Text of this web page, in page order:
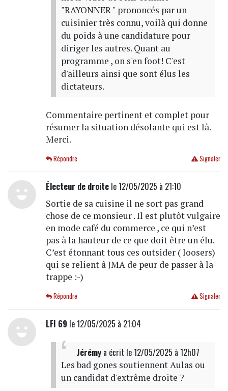
"RAYONNER " prononcés par un
cuisinier très connu, voilà qui donne
du poids à une candidature pour
diriger les autres. Quant au
programme , on s'en foot! C'est
d'ailleurs ainsi que sont élus les
dictateurs.
Commentaire pertinent et complet pour
résumer la situation désolante qui est là.
Merci.
Signaler
Répondre
Électeur de droitele 12/05/2025 à 21:10
Sortie de sa cuisine il ne sort pas grand
chose de ce monsieur . Il est plutôt vulgaire
en mode café du commerce , ce qui n’est
pas à la hauteur de ce que doit être un élu.
C’est étonnant tous ces outsider ( loosers)
qui se relient â JMA de peur de passer à la
trappe :-)
Signaler
Répondre
LFI 69 le 12/05/2025 à 21:04
Jérémya écrit le 12/05/2025 à 12h07
Les bad gones soutiennent Aulas ou
un candidat d'extrême droite ?